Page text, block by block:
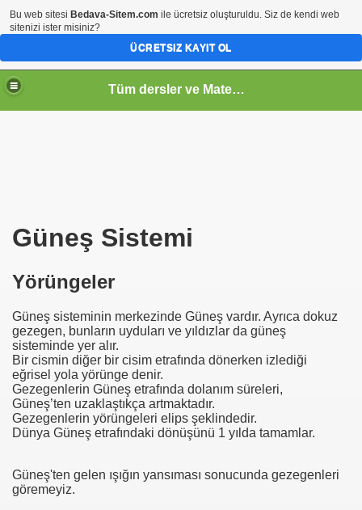
Tüm dersler ve Matematik
Güneş Sistemi
Yörüngeler
Güneş sisteminin merkezinde Güneş vardır. Ayrıca dokuz
gezegen, bunların uyduları ve yıldızlar da güneş
sisteminde yer alır.
Bir cismin diğer bir cisim etrafında dönerken izlediği
eğrisel yola yörünge denir.
Gezegenlerin Güneş etrafında dolanım süreleri,
Güneş’ten uzaklaştıkça artmaktadır.
Gezegenlerin yörüngeleri elips şeklindedir.
Dünya Güneş etrafındaki dönüşünü 1 yılda tamamlar.
Güneş'ten gelen ışığın yansıması sonucunda gezegenleri
göremeyiz.
Bu web sitesi Bedava-Sitem.com ile ücretsiz oluşturuldu. Siz de kendi web
sitenizi ister misiniz?
ÜCRETSIZ KAYIT OL